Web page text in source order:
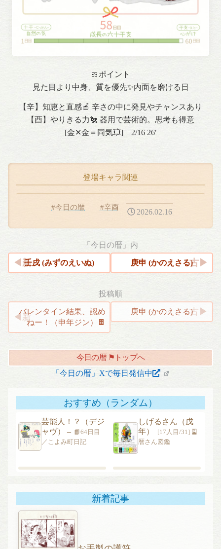
🎀ポイント
見た目より中身、質を優先✨内面を磨ける日
【辛】知恵と直感🍎 辛さの中に発見やチャンスあり
【酉】やりきる力🐔 器用で芸術的。思考も得意
[金✕金＝同気💥] 2/16 26′
登場キャラ関連
#今日の暦 #辛酉
2026.02.16
「今日の暦」内
壬戌 (みずのえいぬ) 庚申 (かのえさる)
投稿順
投
ビ
ョ
ン
庚申 (かのえさる)
バレンタイン結果、認め
ねー！（申年ジン）🍫
今日の暦 ⚑トップへ
「今日の暦」Xで毎日発信中
おすすめ（ランダム）
芸能人！？（デジ
ャヴ） – 📙64日目
／こよみ町日記
しげるさん（戊
年）
[17人目/31] 🎴
暦さん図鑑
新着記事